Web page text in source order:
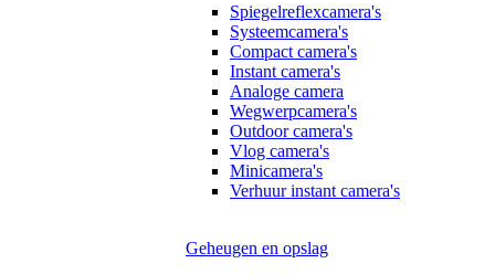
Spiegelreflexcamera's
Systeemcamera's
Compact camera's
Instant camera's
Analoge camera
Wegwerpcamera's
Outdoor camera's
Vlog camera's
Minicamera's
Verhuur instant camera's
Geheugen en opslag